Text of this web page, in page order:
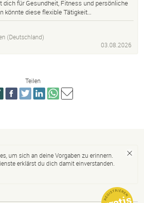
dich für Gesundheit, Fitness und persönliche
könnte diese flexible Tätigkeit…
(Deutschland)
03.08.2026
Teilen
um sich an deine Vorgaben zu erinnern.
erklärst du dich damit einverstanden.